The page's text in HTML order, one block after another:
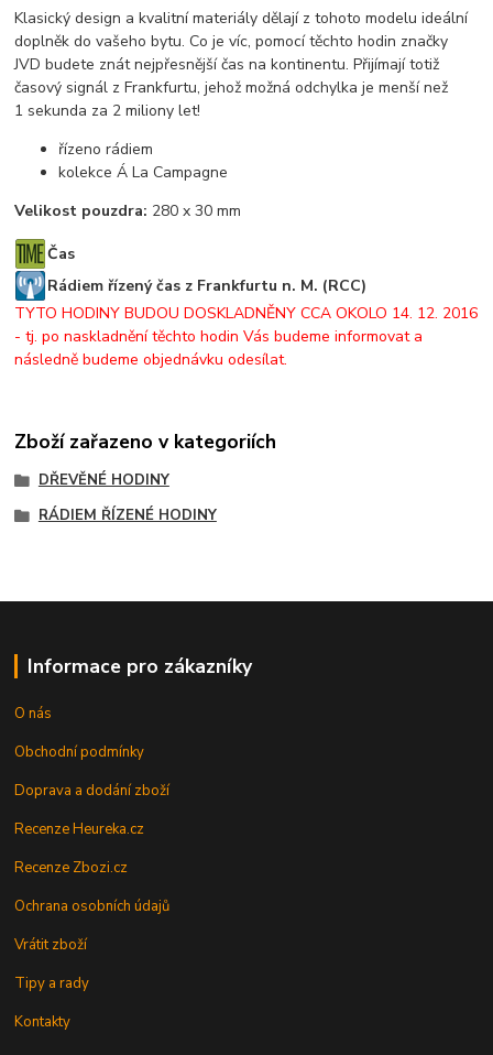
Klasický design a kvalitní materiály dělají z tohoto modelu ideální
doplněk do vašeho bytu. Co je víc, pomocí těchto hodin značky
JVD budete znát nejpřesnější čas na kontinentu. Přijímají totiž
časový signál z Frankfurtu, jehož možná odchylka je menší než
1 sekunda za 2 miliony let!
řízeno rádiem
kolekce Á La Campagne
Velikost pouzdra: 280 x 30 mm
Čas
Rádiem řízený čas z Frankfurtu n. M. (RCC)
TYTO HODINY BUDOU DOSKLADNĚNY CCA OKOLO 14. 12. 2016
- tj. po naskladnění těchto hodin Vás budeme informovat a
následně budeme objednávku odesílat.
Zboží zařazeno v kategoriích
DŘEVĚNÉ HODINY
RÁDIEM ŘÍZENÉ HODINY
Informace pro zákazníky
O nás
Obchodní podmínky
Doprava a dodání zboží
Recenze Heureka.cz
Recenze Zbozi.cz
Ochrana osobních údajů
Vrátit zboží
Tipy a rady
Kontakty